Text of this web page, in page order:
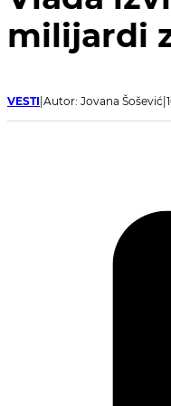
milijardi
VESTI Autor: Jovana Šošević